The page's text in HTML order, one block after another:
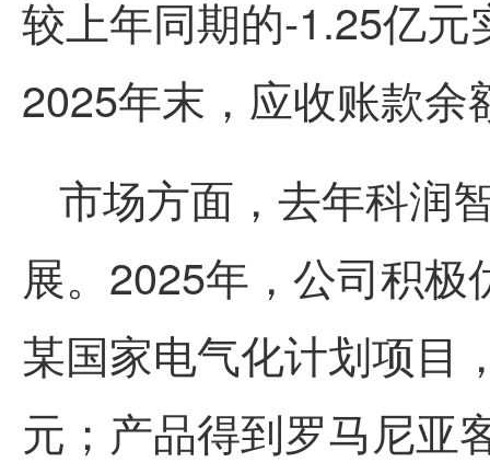
较上年同期的-1.25亿
2025年末，应收账款
市场方面，去年科润
展。2025年，公司积
某国家电气化计划项目
元；产品得到罗马尼亚